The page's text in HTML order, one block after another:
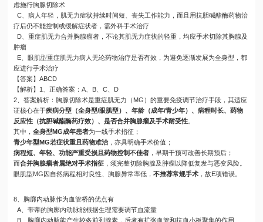
虑施行胸腺切除术
C、病人年轻，肌无力症状持续时间短、丧失工作能力，而且用抗胆碱酯酶药物治
疗后仍不能控制或缓解症状者，需外科手术治疗
D、重症肌无力合并胸腺瘤者，不论其肌无力症状的轻重，均应手术切除其胸腺及
肿瘤
E、眼肌型重症肌无力病人无论药物治疗是否有效，为避免逐渐发展为全身型，都
应进行手术治疗
【答案】ABCD
【解析】1、正确答案：A、B、C、D
2、答案解析：胸腺切除术是重症肌无力（MG）的重要免疫调节治疗手段，其适应
证核心在于疾病分型（全身型/眼肌型）、年龄（成年/青少年）、病程时长、药物
反应性（抗胆碱酯酶药疗效）、是否合并胸腺瘤及手术耐受性
其中，全身型MG成年患者为一线手术指征；
青少年型MG若症状重且药物难治，亦具明确手术价值；
病程短、年轻、功能严重受损且药物控制不佳者 ，早期干预可改善长期预后；
而合并胸腺瘤者属绝对手术指征 ，须完整切除胸腺及肿瘤以降低复发与恶变风险。
眼肌型MG因自然病程相对良性、胸腺异常率低，不推荐常规手术 ，故E项错误。
8、胸廓内动脉作为血管桥的优点有
A、带蒂的胸廓内动脉能根据生理需要调节血流量
B、胸廓内动脉能产生较多前列腺素，后者有扩张血管和抗血小板聚集的作用